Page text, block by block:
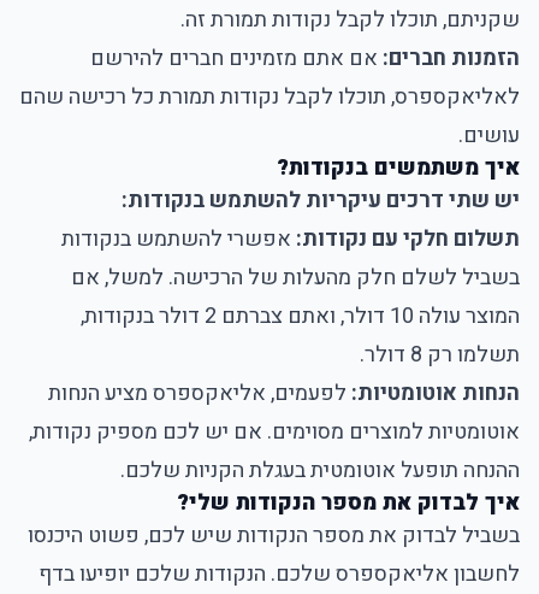
שקניתם, תוכלו לקבל נקודות תמורת זה.
הזמנות חברים: אם אתם מזמינים חברים להירשם
לאליאקספרס, תוכלו לקבל נקודות תמורת כל רכישה שהם
עושים.
איך משתמשים בנקודות?
יש שתי דרכים עיקריות להשתמש בנקודות:
תשלום חלקי עם נקודות: אפשרי להשתמש בנקודות
בשביל לשלם חלק מהעלות של הרכישה. למשל, אם
המוצר עולה 10 דולר, ואתם צברתם 2 דולר בנקודות,
תשלמו רק 8 דולר.
הנחות אוטומטיות: לפעמים, אליאקספרס מציע הנחות
אוטומטיות למוצרים מסוימים. אם יש לכם מספיק נקודות,
ההנחה תופעל אוטומטית בעגלת הקניות שלכם.
איך לבדוק את מספר הנקודות שלי?
בשביל לבדוק את מספר הנקודות שיש לכם, פשוט היכנסו
לחשבון אליאקספרס שלכם. הנקודות שלכם יופיעו בדף